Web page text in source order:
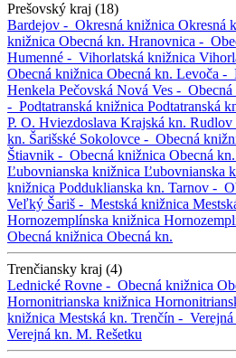
Prešovský kraj (18)
Bardejov - Okresná knižnica Okresná
knižnica Obecná kn. Hranovnica -
Humenné - Vihorlatská knižnica
Obecná knižnica Obecná kn. Levoča -
Henkela Pečovská Nová Ves -
- Podtatranská knižnica Podtatranská
P. O. Hviezdoslava Krajská kn. Rudlov
kn. Šarišské Sokolovce - Obecná
Štiavnik - Obecná knižnica Obecná kn.
Ľubovnianska knižnica Ľubovnianska
knižnica Podduklianska kn. Tarnov -
Veľký Šariš - Mestská knižnica
Hornozemplínska knižnica
Obecná knižnica Obecná kn.
Trenčiansky kraj (4)
Lednické Rovne - Obecná knižnica
Hornonitrianska knižnica
knižnica Mestská kn. Trenčín -
Verejná kn. M. Rešetku